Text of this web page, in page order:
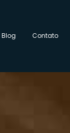
Blog Contato